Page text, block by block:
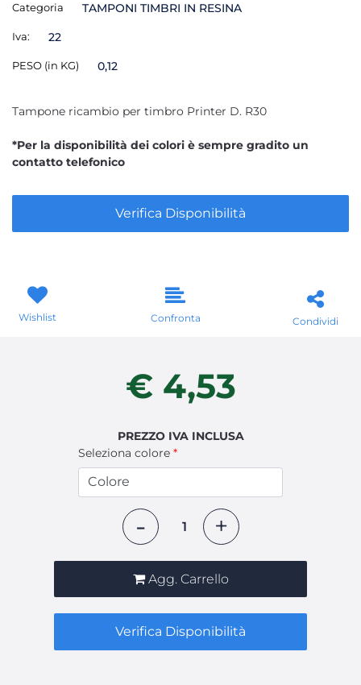
Categoria TAMPONI TIMBRI IN RESINA
Iva: 22
PESO (in KG) 0,12
Tampone ricambio per timbro Printer D. R30
*Per la disponibilità dei colori è sempre gradito un
contatto telefonico
Verifica Disponibilità
Wishlist Confronta Condividi
€ 4,53
PREZZO IVA INCLUSA
Seleziona colore*
Agg. Carrello
Verifica Disponibilità